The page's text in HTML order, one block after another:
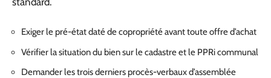
Exiger le pré-état daté de copropriété avant toute offre d’achat
Vérifier la situation du bien sur le cadastre et le PPRi communal
Demander les trois derniers procès-verbaux d’assemblée